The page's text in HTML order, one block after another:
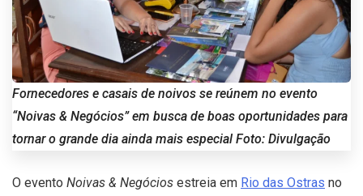
Fornecedores e casais de noivos se reúnem no evento
“Noivas & Negócios” em busca de boas oportunidades para
tornar o grande dia ainda mais especial Foto: Divulgação
O evento Noivas & Negócios estreia em Rio das Ostras no